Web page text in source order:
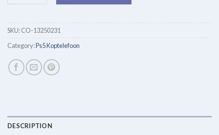
SKU:CO-13250231
Category:Ps5 Koptelefoon
DESCRIPTION